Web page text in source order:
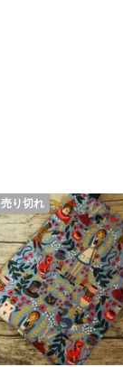
売り切れ